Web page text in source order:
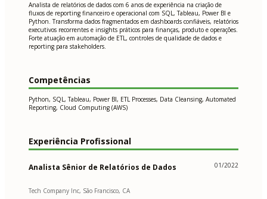
Analista de relatórios de dados com 6 anos de experiência na criação de
fluxos de reporting financeiro e operacional com SQL, Tableau, Power BI e
Python. Transforma dados fragmentados em dashboards confiáveis, relatórios
executivos recorrentes e insights práticos para finanças, produto e operações.
Forte atuação em automação de ETL, controles de qualidade de dados e
reporting para stakeholders.
Competências
Python, SQL, Tableau, Power BI, ETL Processes, Data Cleansing, Automated
Reporting, Cloud Computing (AWS)
Experiência Profissional
Analista Sênior de Relatórios de Dados 01/2022
Tech Company Inc, São Francisco, CA